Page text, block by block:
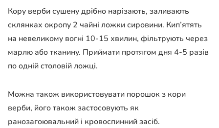
Кору верби сушену дрібно нарізають, заливають
склянках окропу 2 чайні ложки сировини. Кип’ятять
на невеликому вогні 10-15 хвилин, фільтрують через
марлю або тканину. Приймати протягом дня 4-5 разів
по одній столовій ложці.
Можна також використовувати порошок з кори
верби, його також застосовують як
ранозагоювальний і кровоспинний засіб.